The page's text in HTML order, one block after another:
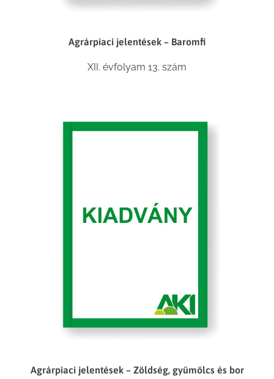
Agrárpiaci jelentések – Baromfi
XII. évfolyam 13. szám
Agrárpiaci jelentések – Zöldség, gyümölcs és bor